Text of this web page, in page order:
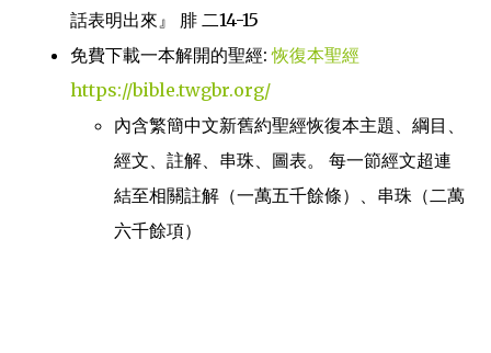
話表明出來』 腓 二14-15
免費下載一本解開的聖經:恢復本聖經
https://bible.twgbr.org/
內含繁簡中文新舊約聖經恢復本主題、綱目、
經文、註解、串珠、圖表。 每一節經文超連
結至相關註解（一萬五千餘條）、串珠（二萬
六千餘項）